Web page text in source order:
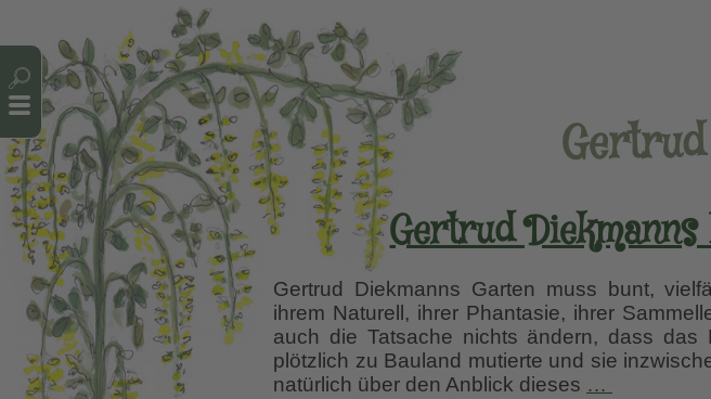
Gertrud
Gertrud Diekmanns Garten muss bunt,
ihrem Naturell, ihrer Phantasie, ihrer
auch die Tatsache nichts ändern, dass
plötzlich zu Bauland mutierte und sie
natürlich über den Anblick dieses …
Cookie-Einstellungen